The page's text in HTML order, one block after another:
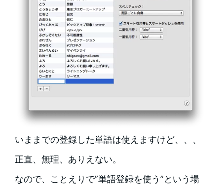
いままでの登録した単語は使えますけど、、、
正直、無理、ありえない。
なので、ことえりで”単語登録を使う”という場